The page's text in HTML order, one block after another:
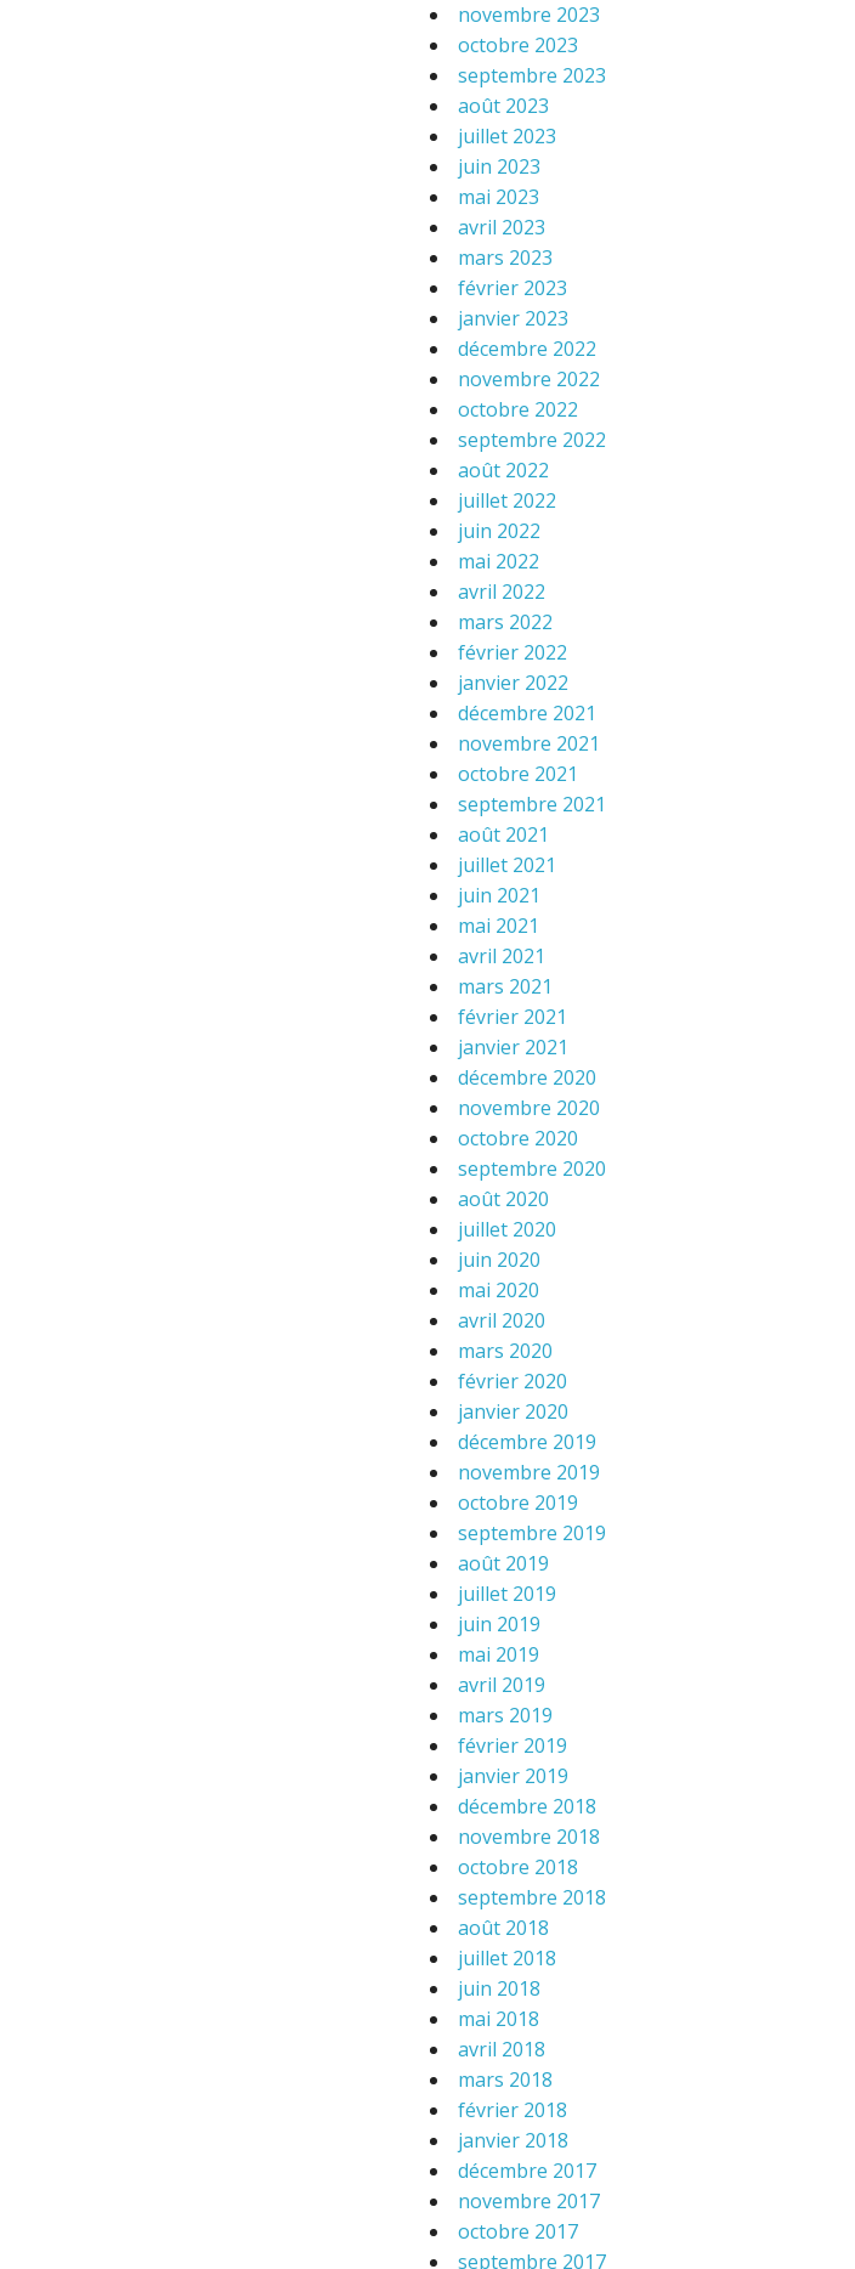
novembre 2023
octobre 2023
septembre 2023
août 2023
juillet 2023
juin 2023
mai 2023
avril 2023
mars 2023
février 2023
janvier 2023
décembre 2022
novembre 2022
octobre 2022
septembre 2022
août 2022
juillet 2022
juin 2022
mai 2022
avril 2022
mars 2022
février 2022
janvier 2022
décembre 2021
novembre 2021
octobre 2021
septembre 2021
août 2021
juillet 2021
juin 2021
mai 2021
avril 2021
mars 2021
février 2021
janvier 2021
décembre 2020
novembre 2020
octobre 2020
septembre 2020
août 2020
juillet 2020
juin 2020
mai 2020
avril 2020
mars 2020
février 2020
janvier 2020
décembre 2019
novembre 2019
octobre 2019
septembre 2019
août 2019
juillet 2019
juin 2019
mai 2019
avril 2019
mars 2019
février 2019
janvier 2019
décembre 2018
novembre 2018
octobre 2018
septembre 2018
août 2018
juillet 2018
juin 2018
mai 2018
avril 2018
mars 2018
février 2018
janvier 2018
décembre 2017
novembre 2017
octobre 2017
septembre 2017